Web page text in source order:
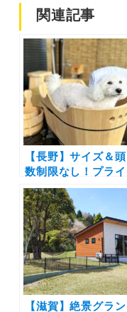
関連記事
【長野】サイズ＆頭
数制限なし！プライ
ベートドッグラン付
きのトレーラーハウ
ス宿泊施設「Solana
軽井沢別邸」オープ
ン
【滋賀】絶景グラン